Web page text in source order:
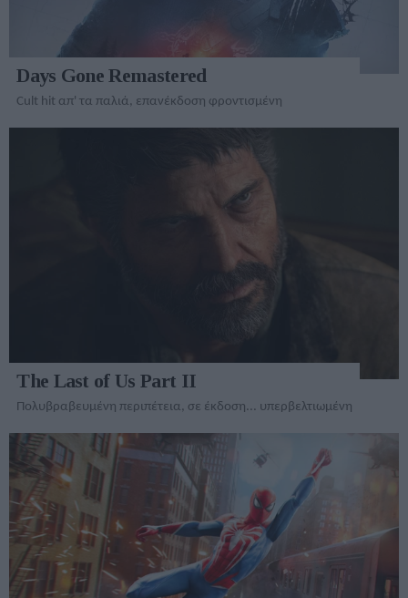
Days Gone Remastered
Cult hit απ' τα παλιά, επανέκδοση φροντισμένη
The Last of Us Part II
Πολυβραβευμένη περιπέτεια, σε έκδοση... υπερβελτιωμένη